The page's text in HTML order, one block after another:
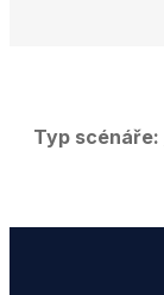
Typ scénáře: